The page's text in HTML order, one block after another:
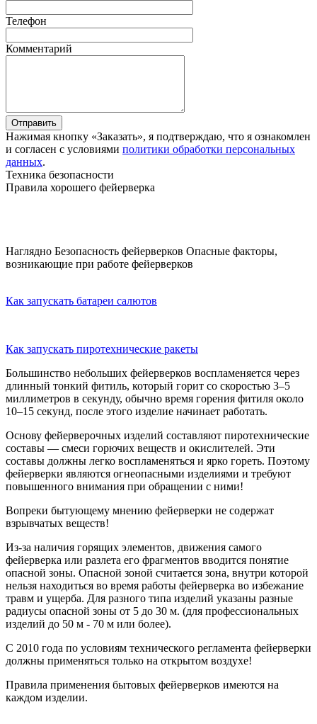
Телефон
Комментарий
Отправить
Нажимая кнопку «Заказать», я подтверждаю, что я ознакомлен
и согласен с условиями политики обработки персональных
данных.
Техника безопасности
Правила хорошего фейерверка
Наглядно Безопасность фейерверков Опасные факторы,
возникающие при работе фейерверков
Как запускать батареи салютов
Как запускать пиротехнические ракеты
Большинство небольших фейерверков воспламеняется через
длинный тонкий фитиль, который горит со скоростью 3–5
миллиметров в секунду, обычно время горения фитиля около
10–15 секунд, после этого изделие начинает работать.
Основу фейерверочных изделий составляют пиротехнические
составы — смеси горючих веществ и окислителей. Эти
составы должны легко воспламеняться и ярко гореть. Поэтому
фейерверки являются огнеопасными изделиями и требуют
повышенного внимания при обращении с ними!
Вопреки бытующему мнению фейерверки не содержат
взрывчатых веществ!
Из-за наличия горящих элементов, движения самого
фейерверка или разлета его фрагментов вводится понятие
опасной зоны. Опасной зоной считается зона, внутри которой
нельзя находиться во время работы фейерверка во избежание
травм и ущерба. Для разного типа изделий указаны разные
радиусы опасной зоны от 5 до 30 м. (для профессиональных
изделий до 50 м - 70 м или более).
С 2010 года по условиям технического регламента фейерверки
должны применяться только на открытом воздухе!
Правила применения бытовых фейерверков имеются на
каждом изделии.